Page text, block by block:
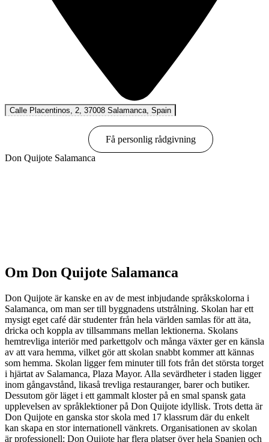
Calle Placentinos, 2, 37008 Salamanca, Spain
Få personlig rådgivning
Don Quijote Salamanca
Om Don Quijote Salamanca
Don Quijote är kanske en av de mest inbjudande språkskolorna i
Salamanca, om man ser till byggnadens utstrålning. Skolan har ett
mysigt eget café där studenter från hela världen samlas för att äta,
dricka och koppla av tillsammans mellan lektionerna. Skolans
hemtrevliga interiör med parkettgolv och många växter ger en känsla
av att vara hemma, vilket gör att skolan snabbt kommer att kännas
som hemma. Skolan ligger fem minuter till fots från det största torget
i hjärtat av Salamanca, Plaza Mayor. Alla sevärdheter i staden ligger
inom gångavstånd, likaså trevliga restauranger, barer och butiker.
Dessutom gör läget i ett gammalt kloster på en smal spansk gata
upplevelsen av språklektioner på Don Quijote idyllisk. Trots detta är
Don Quijote en ganska stor skola med 17 klassrum där du enkelt
kan skapa en stor internationell vänkrets. Organisationen av skolan
är professionell: Don Quijote har flera platser över hela Spanien och